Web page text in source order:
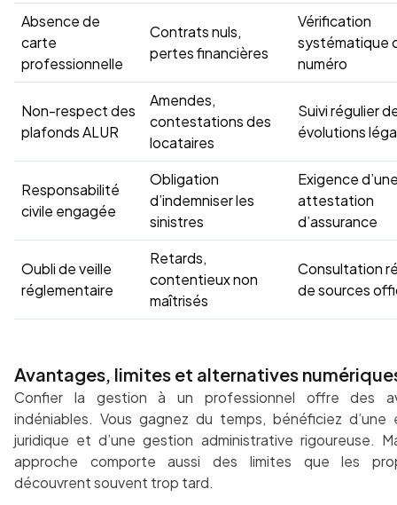
Absence de
carte
professionnelle
Contrats nuls,
pertes financières
Vérification
systématique
numéro
Non-respect des
plafonds ALUR
Amendes,
contestations des
locataires
Suivi régulier
évolutions
Responsabilité
civile engagée
Obligation
d’indemniser les
sinistres
Exigence
attestation
d’assurance
Oubli de veille
réglementaire
Retards,
contentieux non
maîtrisés
Consultation
de sources
Avantages, limites et alternatives
Confier la gestion à un professionnel offre des
indéniables. Vous gagnez du temps, bénéficiez d’une
juridique et d’une gestion administrative rigoureuse.
approche comporte aussi des limites que les
découvrent souvent trop tard.